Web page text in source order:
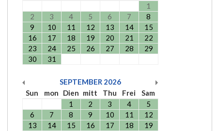
1
2
3 4 5 6 7
8
9
10 11 12 13 14
15
16
17 18 19 20 21
22
23
24 25 26 27 28
29
30
31
SEPTEMBER 2026
Sun
mon Dien mitt Thu Frei
Sam
1
2 3 4
5
6
7 8 9 10 11
12
13
14 15 16 17 18
19